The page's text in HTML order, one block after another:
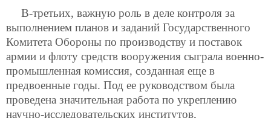
В-третьих, важную роль в деле контроля за
выполнением планов и заданий Государственного
Комитета Обороны по производству и поставок
армии и флоту средств вооружения сыграла военно-
промышленная комиссия, созданная еще в
предвоенные годы. Под ее руководством была
проведена значительная работа по укреплению
научно-исследовательских институтов,